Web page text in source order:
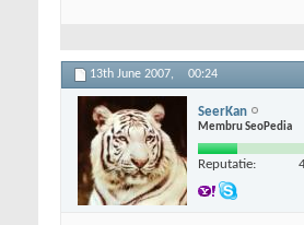
13th June 2007, 00:24
SeerKan
Membru SeoPedia
Reputatie: